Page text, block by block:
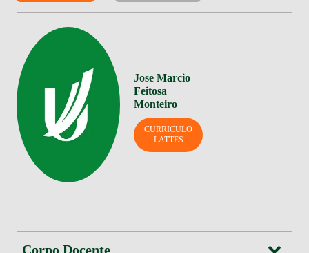
Jose Marcio
Feitosa
Monteiro
CURRICULO
LATTES
Corpo Docente